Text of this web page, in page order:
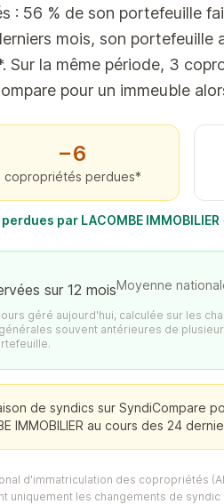
: 56 % de son portefeuille
mois, son portefeuille
Sur la même période, 3
pour un immeuble
−6
copropriétés perdues*
par LACOMBE IMMOBILIER
sur 12 moisMoyenne
géré aujourd'hui, calculée sur les
souvent antérieures de
de syndics sur SyndiCompare
IMMOBILIER au cours des 24
d'immatriculation des copropriétés
les changements de